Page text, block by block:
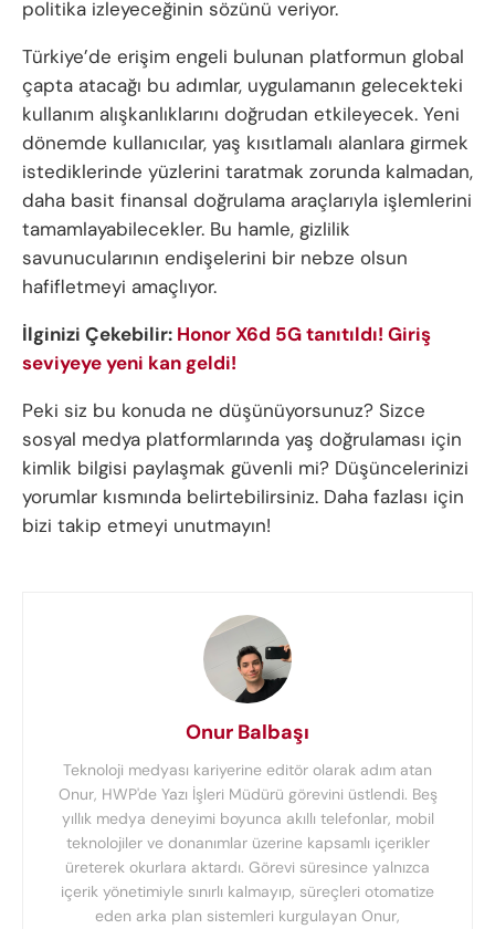
politika izleyeceğinin sözünü veriyor.
Türkiye’de erişim engeli bulunan platformun global
çapta atacağı bu adımlar, uygulamanın gelecekteki
kullanım alışkanlıklarını doğrudan etkileyecek. Yeni
dönemde kullanıcılar, yaş kısıtlamalı alanlara girmek
istediklerinde yüzlerini taratmak zorunda kalmadan,
daha basit finansal doğrulama araçlarıyla işlemlerini
tamamlayabilecekler. Bu hamle, gizlilik
savunucularının endişelerini bir nebze olsun
hafifletmeyi amaçlıyor.
İlginizi Çekebilir: Honor X6d 5G tanıtıldı! Giriş
seviyeye yeni kan geldi!
Peki siz bu konuda ne düşünüyorsunuz? Sizce
sosyal medya platformlarında yaş doğrulaması için
kimlik bilgisi paylaşmak güvenli mi? Düşüncelerinizi
yorumlar kısmında belirtebilirsiniz. Daha fazlası için
bizi takip etmeyi unutmayın!
Onur Balbaşı
Teknoloji medyası kariyerine editör olarak adım atan
Onur, HWP'de Yazı İşleri Müdürü görevini üstlendi. Beş
yıllık medya deneyimi boyunca akıllı telefonlar, mobil
teknolojiler ve donanımlar üzerine kapsamlı içerikler
üreterek okurlara aktardı. Görevi süresince yalnızca
içerik yönetimiyle sınırlı kalmayıp, süreçleri otomatize
eden arka plan sistemleri kurgulayan Onur,